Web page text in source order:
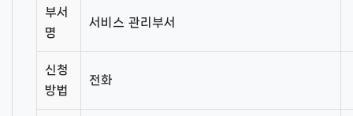
부서
명
서비스 관리부서
신청
방법
전화